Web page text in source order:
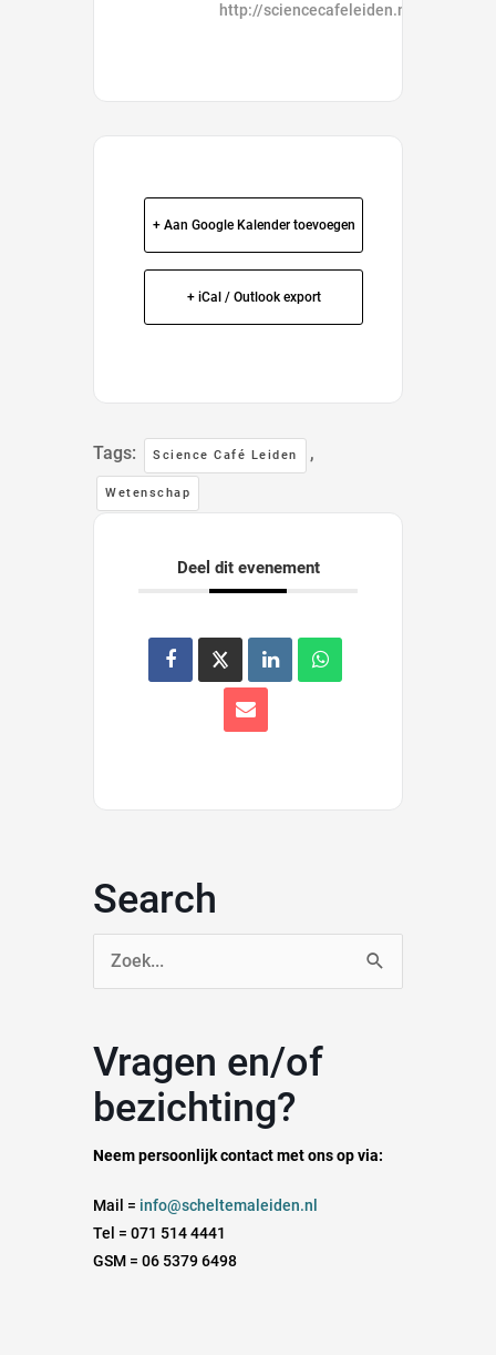
http://sciencecafeleiden.nl/
+ Aan Google Kalender toevoegen
+ iCal / Outlook export
Tags: Science Café Leiden ,
Wetenschap
Deel dit evenement
Search
Zoek
naar:
Vragen en/of
bezichting?
Neem persoonlijk contact met ons op via:
Mail = info@scheltemaleiden.nl
Tel = 071 514 4441
GSM = 06 5379 6498